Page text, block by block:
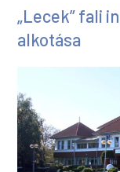
„Lecek” fali
alkotása